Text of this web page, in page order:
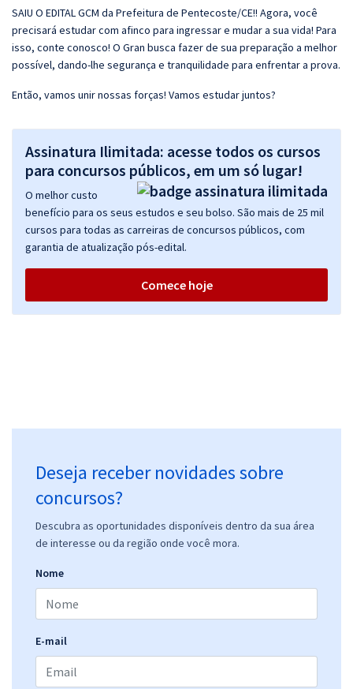
SAIU O EDITAL GCM da Prefeitura de Pentecoste/CE!! Agora, você
precisará estudar com afinco para ingressar e mudar a sua vida! Para
isso, conte conosco! O Gran busca fazer de sua preparação a melhor
possível, dando-lhe segurança e tranquilidade para enfrentar a prova.
Então, vamos unir nossas forças! Vamos estudar juntos?
Assinatura Ilimitada: acesse todos os cursos
para concursos públicos, em um só lugar!
O melhor custo
benefício para os seus estudos e seu bolso. São mais de 25 mil
cursos para todas as carreiras de concursos públicos, com
garantia de atualização pós-edital.
Comece hoje
Deseja receber novidades sobre
concursos?
Descubra as oportunidades disponíveis dentro da sua área
de interesse ou da região onde você mora.
Nome
E-mail